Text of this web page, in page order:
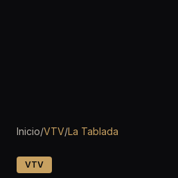
Inicio/VTV/La Tablada
VTV